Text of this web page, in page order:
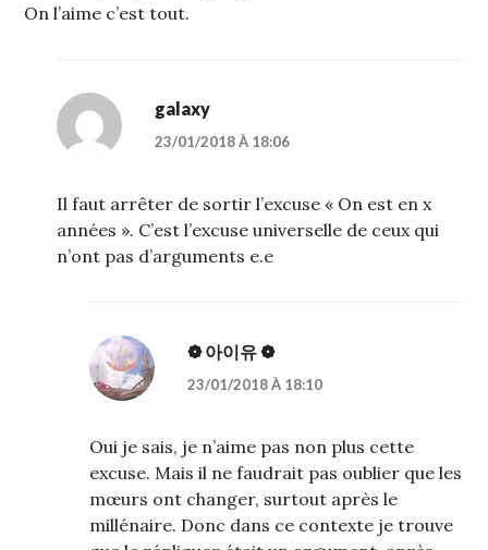
On l’aime c’est tout.
galaxy
23/01/2018 À 18:06
Il faut arrêter de sortir l’excuse « On est en x
années ». C’est l’excuse universelle de ceux qui
n’ont pas d’arguments e.e
❁ 아이유 ❁
23/01/2018 À 18:10
Oui je sais, je n’aime pas non plus cette
excuse. Mais il ne faudrait pas oublier que les
mœurs ont changer, surtout après le
millénaire. Donc dans ce contexte je trouve